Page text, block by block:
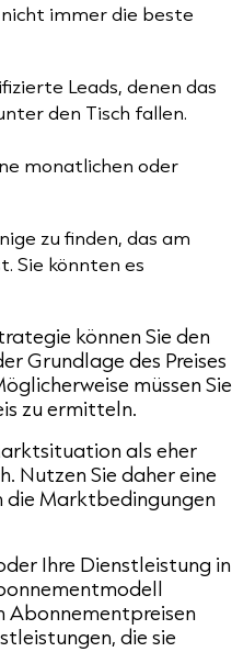
immer die beste
Leads, denen das
den Tisch fallen.
monatlichen oder
zu finden, das am
Sie könnten es
können Sie den
Grundlage des Preises
müssen Sie
zu ermitteln.
als eher
Nutzen Sie daher eine
die Marktbedingungen
Ihre Dienstleistung in
Abonnementpreisen
die sie